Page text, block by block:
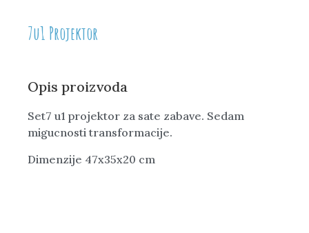
7u1 Projektor
Opis proizvoda
Set7 u1 projektor za sate zabave. Sedam
migucnosti transformacije.
Dimenzije 47x35x20 cm